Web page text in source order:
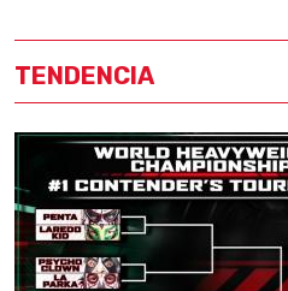
TENDENCIA